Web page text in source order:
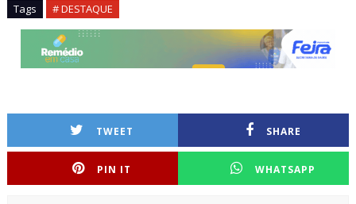
Tags # DESTAQUE
TWEET SHARE
PIN IT WHATSAPP